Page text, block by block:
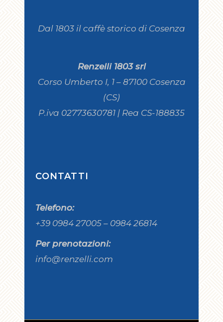
Dal 1803 il caffè storico di Cosenza
Renzelli 1803 srl
Corso Umberto I, 1 – 87100 Cosenza
(CS)
P.iva 02773630781 | Rea CS-188835
CONTATTI
Telefono:
+39 0984 27005 – 0984 26814
Per prenotazioni:
info@renzelli.com